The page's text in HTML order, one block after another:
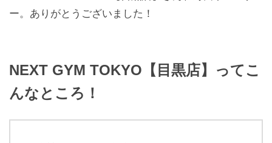
ー。ありがとうございました！
NEXT GYM TOKYO【目黒店】ってこ
んなところ！